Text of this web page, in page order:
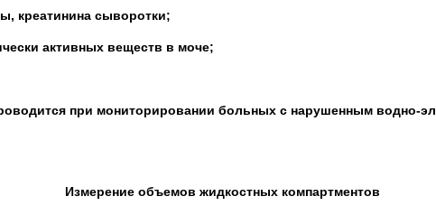
креатинина сыворотки;
активных веществ в моче;
при мониторировании больных с нарушенным водно-
Измерение объемов жидкостных компартментов